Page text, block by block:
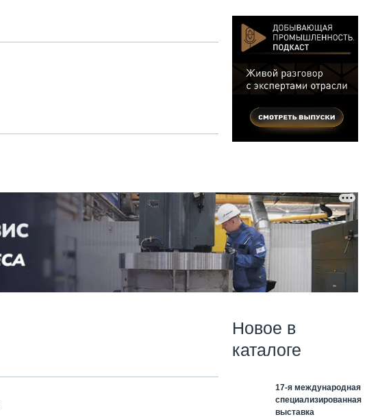
Новое в
каталоге
17-я международная
специализированная
выставка